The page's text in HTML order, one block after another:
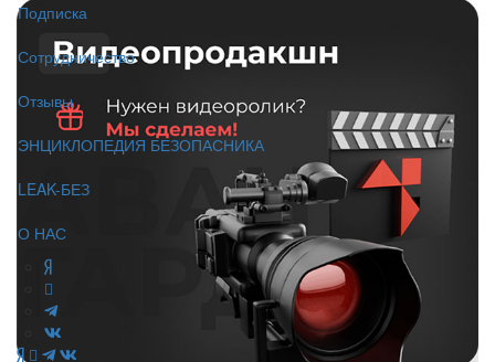
Подписка
Сотрудничество
Отзывы
ЭНЦИКЛОПЕДИЯ БЕЗОПАСНИКА
LEAK-БЕЗ
О НАС